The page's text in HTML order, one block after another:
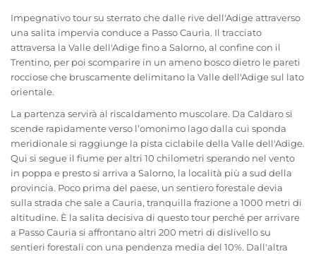
Impegnativo tour su sterrato che dalle rive dell'Adige attraverso
una salita impervia conduce a Passo Cauria. Il tracciato
attraversa la Valle dell'Adige fino a Salorno, al confine con il
Trentino, per poi scomparire in un ameno bosco dietro le pareti
rocciose che bruscamente delimitano la Valle dell'Adige sul lato
orientale.
La partenza servirà al riscaldamento muscolare. Da Caldaro si
scende rapidamente verso l’omonimo lago dalla cui sponda
meridionale si raggiunge la pista ciclabile della Valle dell'Adige.
Qui si segue il fiume per altri 10 chilometri sperando nel vento
in poppa e presto si arriva a Salorno, la località più a sud della
provincia. Poco prima del paese, un sentiero forestale devia
sulla strada che sale a Cauria, tranquilla frazione a 1000 metri di
altitudine. È la salita decisiva di questo tour perché per arrivare
a Passo Cauria si affrontano altri 200 metri di dislivello su
sentieri forestali con una pendenza media del 10%. Dall'altra